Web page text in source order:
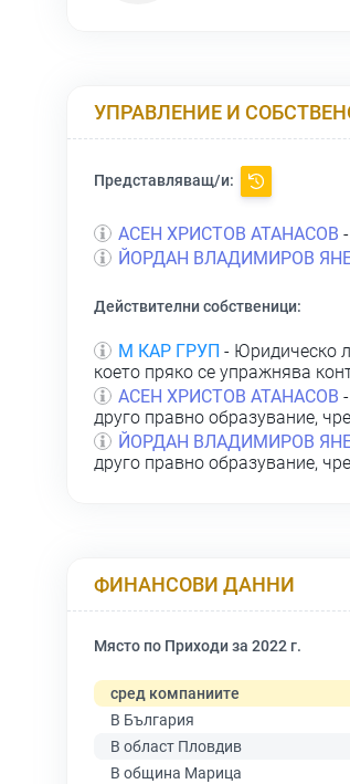
УПРАВЛЕНИЕ И
Представляващ/и:
АСЕН ХРИСТОВ АТАНАСОВ
ЙОРДАН ВЛАДИМИРОВ
Действителни собственици:
М КАР ГРУП - Юридическо
което пряко се упражнява
АСЕН ХРИСТОВ АТАНАСОВ
друго правно образувание,
ЙОРДАН ВЛАДИМИРОВ
друго правно образувание,
ФИНАНСОВИ ДАННИ
Място по Приходи за 2022 г.
сред компаниите
В България
В област Пловдив
В община Марица